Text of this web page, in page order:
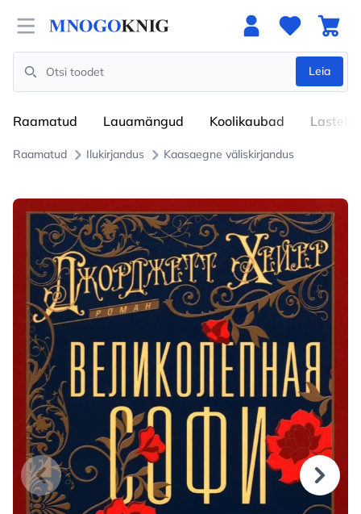
Open menu
Search
Leia
Raamatud Lauamängud Koolikaubad Lastele
Raamatud Ilukirjandus Kaasaegne väliskirjandus